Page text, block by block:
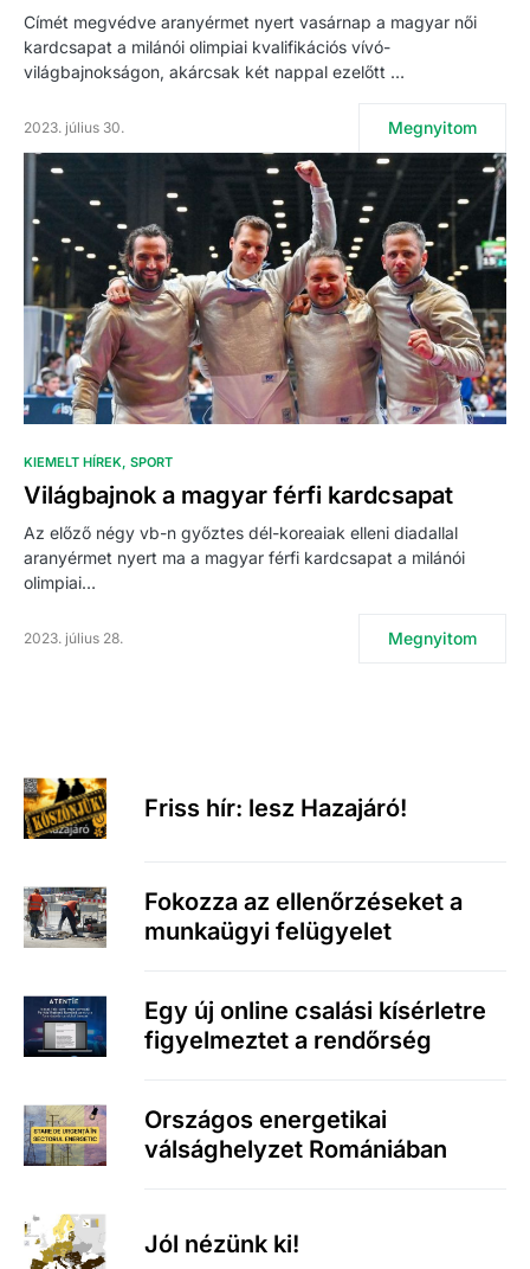
Címét megvédve aranyérmet nyert vasárnap a magyar női
kardcsapat a milánói olimpiai kvalifikációs vívó-
világbajnokságon, akárcsak két nappal ezelőtt …
2023. július 30. Megnyitom
KIEMELT HÍREK SPORT
Világbajnok a magyar férfi kardcsapat
Az előző négy vb-n győztes dél-koreaiak elleni diadallal
aranyérmet nyert ma a magyar férfi kardcsapat a milánói
olimpiai…
2023. július 28. Megnyitom
Friss hír: lesz Hazajáró!
Fokozza az ellenőrzéseket a
munkaügyi felügyelet
Egy új online csalási kísérletre
figyelmeztet a rendőrség
Országos energetikai
válsághelyzet Romániában
Jól nézünk ki!